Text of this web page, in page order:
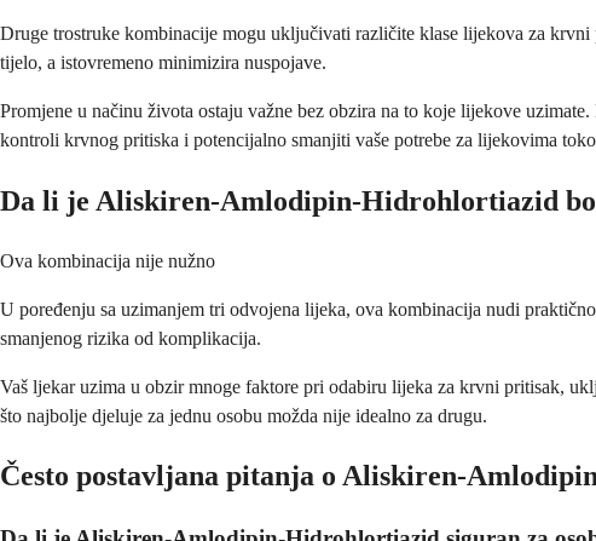
Druge trostruke kombinacije mogu uključivati različite klase lijekova za
tijelo, a istovremeno minimizira nuspojave.
Promjene u načinu života ostaju važne bez obzira na to koje lijekove
kontroli krvnog pritiska i potencijalno smanjiti vaše potrebe za lijekovima
Da li je Aliskiren-Amlodipin-Hidrohlortiazid
Ova kombinacija nije nužno
U poređenju sa uzimanjem tri odvojena lijeka, ova kombinacija nudi
smanjenog rizika od komplikacija.
Vaš ljekar uzima u obzir mnoge faktore pri odabiru lijeka za krvni pritisak,
što najbolje djeluje za jednu osobu možda nije idealno za drugu.
Često postavljana pitanja o Aliskiren-